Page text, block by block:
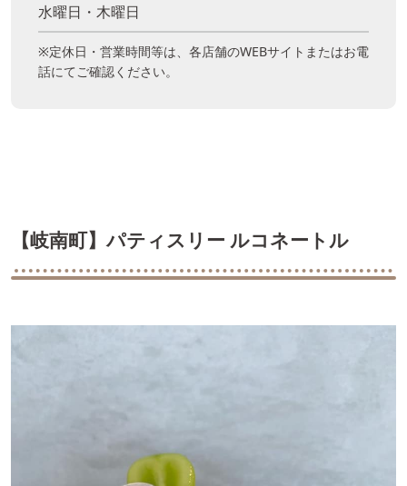
水曜日・木曜日
※定休日・営業時間等は、各店舗のWEBサイトまたはお電
話にてご確認ください。
【岐南町】パティスリー ルコネートル